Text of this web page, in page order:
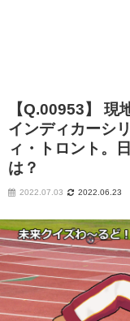
【Q.00953】 現
インディカーシ
ィ・トロント。
は？
2022.07.03 2022.06.23